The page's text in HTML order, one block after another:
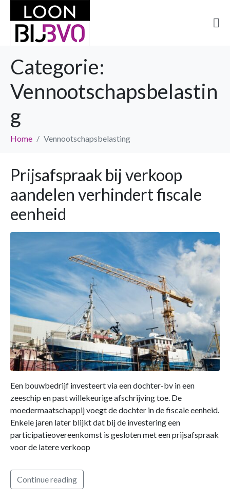
Categorie:
Vennootschapsbelastin
g
Home Vennootschapsbelasting
Prijsafspraak bij verkoop
aandelen verhindert fiscale
eenheid
Een bouwbedrijf investeert via een dochter-bv in een
zeeschip en past willekeurige afschrijving toe. De
moedermaatschappij voegt de dochter in de fiscale eenheid.
Enkele jaren later blijkt dat bij de investering een
participatieovereenkomst is gesloten met een prijsafspraak
voor de latere verkoop
Continue reading